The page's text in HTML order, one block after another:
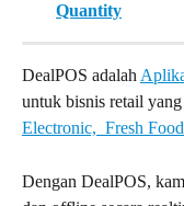
Quantity
DealPOS adalah
untuk bisnis retail
Electronic, Fresh Food
Dengan DealPOS,